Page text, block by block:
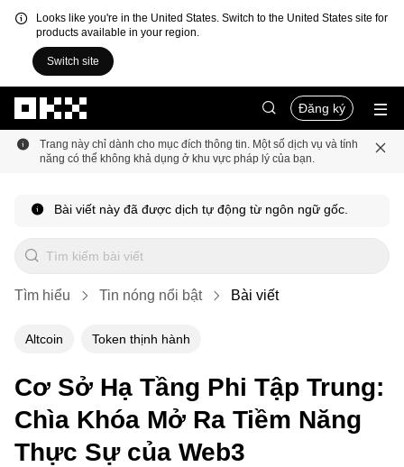
Looks like you're in the United States. Switch to the United States site for
products available in your region.
Switch site
Đăng ký
Trang này chỉ dành cho mục đích thông tin. Một số dịch vụ và tính
năng có thể không khả dụng ở khu vực pháp lý của bạn.
Bài viết này đã được dịch tự động từ ngôn ngữ gốc.
Tìm hiểu Tin nóng nổi bật Bài viết
Altcoin Token thịnh hành
Cơ Sở Hạ Tầng Phi Tập Trung:
Chìa Khóa Mở Ra Tiềm Năng
Thực Sự của Web3